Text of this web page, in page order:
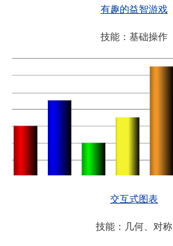
有趣的益智游戏
技能：基础操作
交互式图表
技能：几何、对称